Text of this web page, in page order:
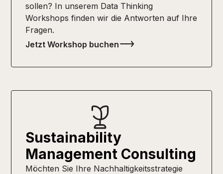
sollen? In unserem Data Thinking
Workshops finden wir die Antworten auf Ihre
Fragen.
Jetzt Workshop buchen
Sustainability
Management Consulting
Möchten Sie Ihre Nachhaltigkeitsstrategie